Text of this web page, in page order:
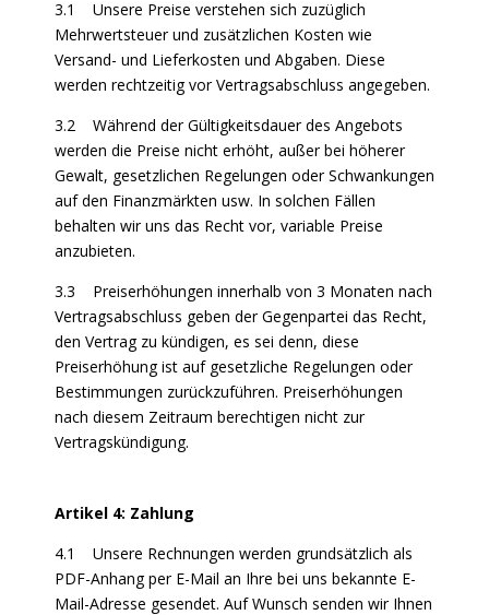
3.1 Unsere Preise verstehen sich zuzüglich
Mehrwertsteuer und zusätzlichen Kosten wie
Versand- und Lieferkosten und Abgaben. Diese
werden rechtzeitig vor Vertragsabschluss angegeben.
3.2 Während der Gültigkeitsdauer des Angebots
werden die Preise nicht erhöht, außer bei höherer
Gewalt, gesetzlichen Regelungen oder Schwankungen
auf den Finanzmärkten usw. In solchen Fällen
behalten wir uns das Recht vor, variable Preise
anzubieten.
3.3 Preiserhöhungen innerhalb von 3 Monaten nach
Vertragsabschluss geben der Gegenpartei das Recht,
den Vertrag zu kündigen, es sei denn, diese
Preiserhöhung ist auf gesetzliche Regelungen oder
Bestimmungen zurückzuführen. Preiserhöhungen
nach diesem Zeitraum berechtigen nicht zur
Vertragskündigung.
Artikel 4: Zahlung
4.1 Unsere Rechnungen werden grundsätzlich als
PDF-Anhang per E-Mail an Ihre bei uns bekannte E-
Mail-Adresse gesendet. Auf Wunsch senden wir Ihnen